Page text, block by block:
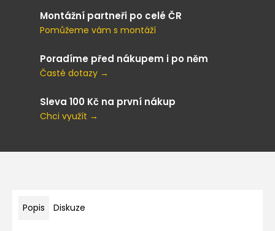
Montážní partneři po celé ČR
Pomůžeme vám s montáží
Poradíme před nákupem i po něm
Časté dotazy →
Sleva 100 Kč na první nákup
Chci využít →
Popis Diskuze